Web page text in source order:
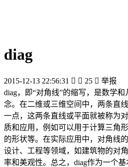
diag
2015-12-13 22:56:31   25  举报
diag，即“对角线”的缩写，是数学
念。在二维或三维空间中，两条直
一点，这两条直线或平面就被称为
质和应用，例如可以用于计算三角
的形状等。在实际应用中，对角线
设计、工程等领域，如建筑物的对
率和美观性。总之，diag作为一个